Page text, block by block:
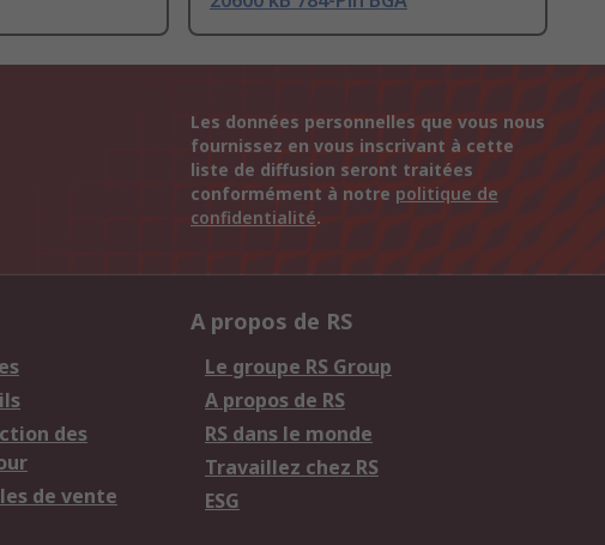
Les données personnelles que vous nous
fournissez en vous inscrivant à cette
liste de diffusion seront traitées
conformément à notre politique de
confidentialité.
des
de vente
A propos de RS
Le groupe RS Group
A propos de RS
RS dans le monde
Travaillez chez RS
ESG